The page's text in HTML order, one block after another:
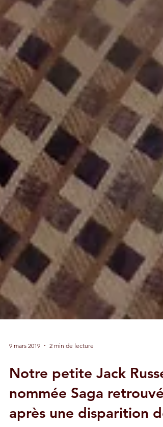
9 mars 2019 2 min de lecture
Notre petite Jack Russel